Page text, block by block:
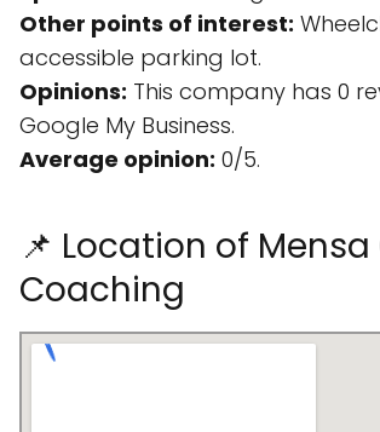
Other points of interest:
accessible parking lot.
Opinions: This company has 0
Google My Business.
Average opinion: 0/5.
📌 Location of
Coaching